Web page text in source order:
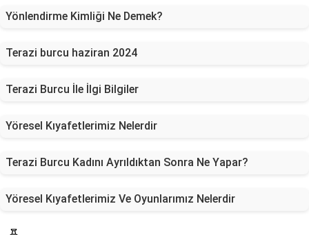
Yönlendirme Kimliği Ne Demek?
Terazi burcu haziran 2024
Terazi Burcu İle İlgi Bilgiler
Yöresel Kıyafetlerimiz Nelerdir
Terazi Burcu Kadını Ayrıldıktan Sonra Ne Yapar?
Yöresel Kıyafetlerimiz Ve Oyunlarımız Nelerdir